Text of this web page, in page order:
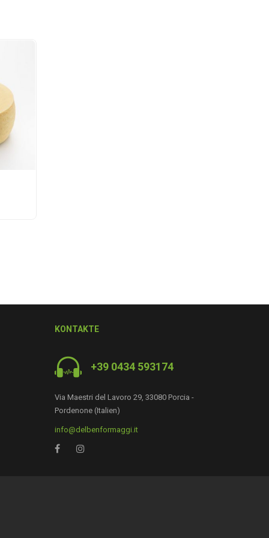
KONTAKTE
+39 0434 593174
Via Maestri del Lavoro 29, 33080 Porcia -
Pordenone (Italien)
info@delbenformaggi.it